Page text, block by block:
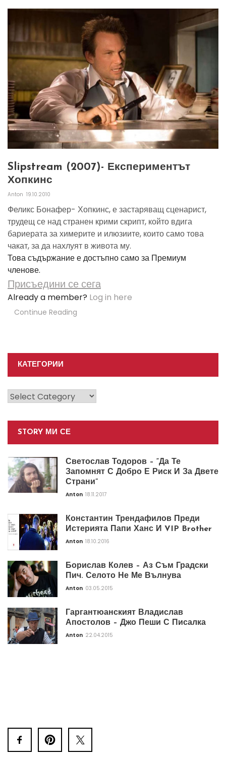
Slipstream (2007)- Експериментът
Хопкинс
Anton 19.10.2010
Феликс Бонафер- Хопкинс, е застаряващ сценарист,
трудещ се над странен крими скрипт, който вдига
бариерата за химерите и илюзиите, които само това
чакат, за да нахлуят в живота му.
Това съдържание е достъпно само за Премиум
членове.
Присъедини се сега
Already a member? Log in here
Continue Reading
КАТЕГОРИИ
Категории
STORY МИ СЕ
Светослав Тодоров – “Да Те
Запомнят С Добро Е Риск И За Двете
Страни”
Anton 18.11.2017
Константин Трендафилов Преди
Истерията Папи Ханс И VIP Brother
Anton 18.10.2016
Борислав Колев – Аз Съм Градски
Пич. Селото Не Ме Вълнува
Anton 03.05.2015
Гаргантюанският Владислав
Апостолов – Джо Пеши С Писалка
Anton 22.04.2015